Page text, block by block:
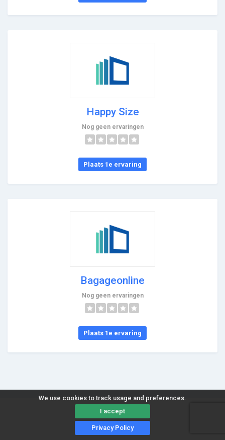
We use cookies to track usage and preferences.
I accept
Privacy Policy
Happy Size
Nog geen ervaringen
Plaats 1e ervaring
Bagageonline
Nog geen ervaringen
Plaats 1e ervaring